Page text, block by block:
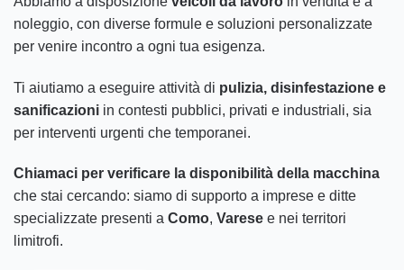
noleggio, con diverse formule e soluzioni personalizzate
per venire incontro a ogni tua esigenza.
Ti aiutiamo a eseguire attività di pulizia, disinfestazione e
sanificazioni in contesti pubblici, privati e industriali, sia
per interventi urgenti che temporanei.
Chiamaci per verificare la disponibilità della macchina
che stai cercando: siamo di supporto a imprese e ditte
specializzate presenti a Como, Varese e nei territori
limitrofi.